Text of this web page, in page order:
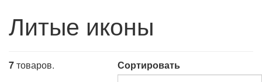
Литые иконы
7товаров. Сортировать